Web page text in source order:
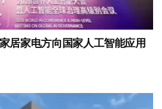
居家电方向国家人工智能应用